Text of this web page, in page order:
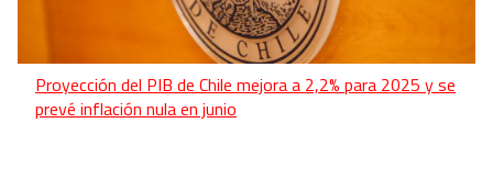
Proyección del PIB de Chile mejora a 2,2% para 2025 y se
prevé inflación nula en junio